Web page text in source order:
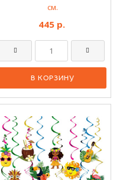
см.
445 р.